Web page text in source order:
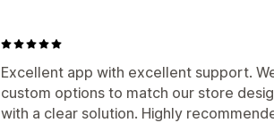
Excellent app with excellent support.
custom options to match our store
with a clear solution. Highly